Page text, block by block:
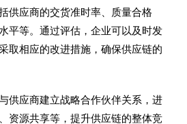
供应商的交货准时率、质量合格
平等。通过评估，企业可以及时发
取相应的改进措施，确保供应链的
供应商建立战略合作伙伴关系，进
资源共享等，提升供应链的整体竞